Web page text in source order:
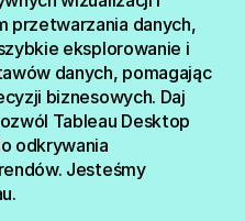
przetwarzania danych,
eksplorowanie i
danych, pomagając
biznesowych. Daj
Tableau Desktop
odkrywania
Jesteśmy